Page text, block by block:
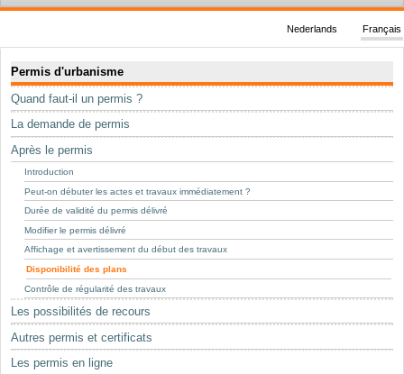
Règles du jeu
Permis d'urbanisme
Cartographie
Etudes et publications
Mots-clés
Renseignements urbanistiques
Français
Nederlands
Permis d'urbanisme
Quand faut-il un permis ?
La demande de permis
Après le permis
Introduction
Peut-on débuter les actes et travaux immédiatement ?
Durée de validité du permis délivré
Modifier le permis délivré
Affichage et avertissement du début des travaux
Disponibilité des plans
Contrôle de régularité des travaux
Les possibilités de recours
Autres permis et certificats
Les permis en ligne